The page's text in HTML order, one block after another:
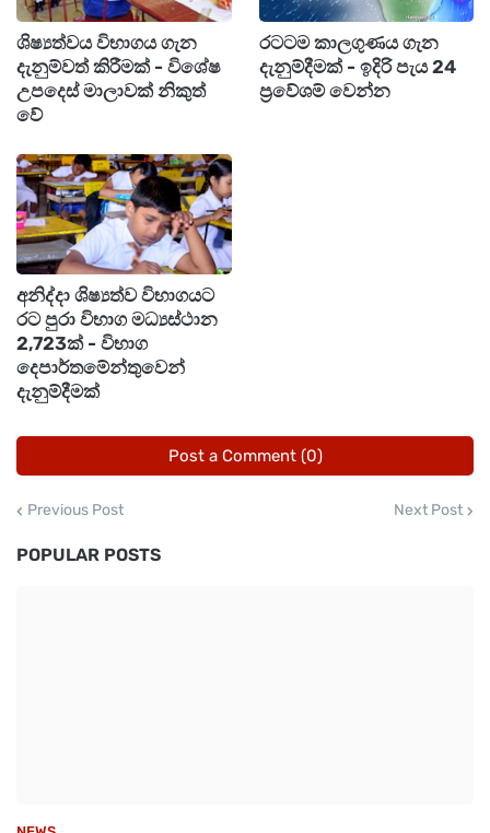
ඒ නිසා කිසිවෙකුත් මේ වන තෙක් ඒ ගැන විශේෂ
තීරණයක් ගෙන නොමැති බවද වැඩිදුරටත් වාර්තා
වේ.
ශිෂ්‍යත්වය විභාගය ගැන
දැනුම්වත් කිරීමක් - විශේෂ
උපදෙස් මාලාවක් නිකුත්
වේ
රටටම කාලගුණය ගැන
දැනුම්දීමක් - ඉදිරි පැය 24
ප්‍රවේශම් වෙන්න
අනිද්දා ශිෂ්‍යත්ව විභාගයට
රට පුරා විභාග මධ්‍යස්ථාන
2,723ක් - විභාග
දෙපාර්තමේන්තුවෙන්
දැනුම්දීමක්
Post a Comment (0)
Previous Post Next Post
POPULAR POSTS